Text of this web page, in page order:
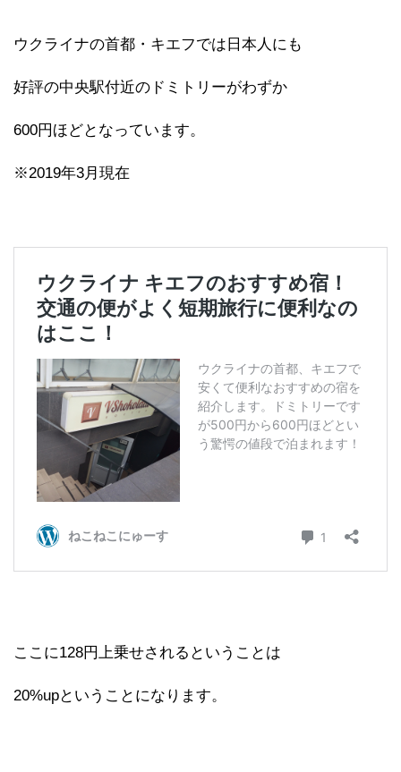
ウクライナの首都・キエフでは日本人にも
好評の中央駅付近のドミトリーがわずか
600円ほどとなっています。
※2019年3月現在
ここに128円上乗せされるということは
20%upということになります。